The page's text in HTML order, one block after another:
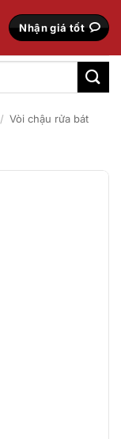
Nhận giá tốt
/ Vòi chậu rửa bát